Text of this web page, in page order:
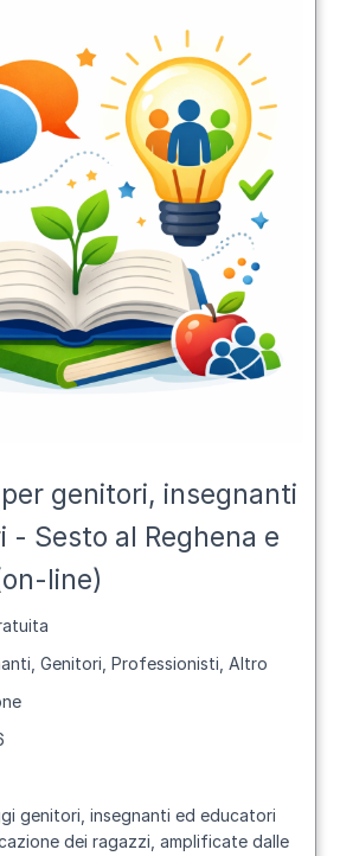
genitori, insegnanti
- Sesto al Reghena e
line)
Genitori, Professionisti, Altro
genitori, insegnanti ed educatori
dei ragazzi, amplificate dalle